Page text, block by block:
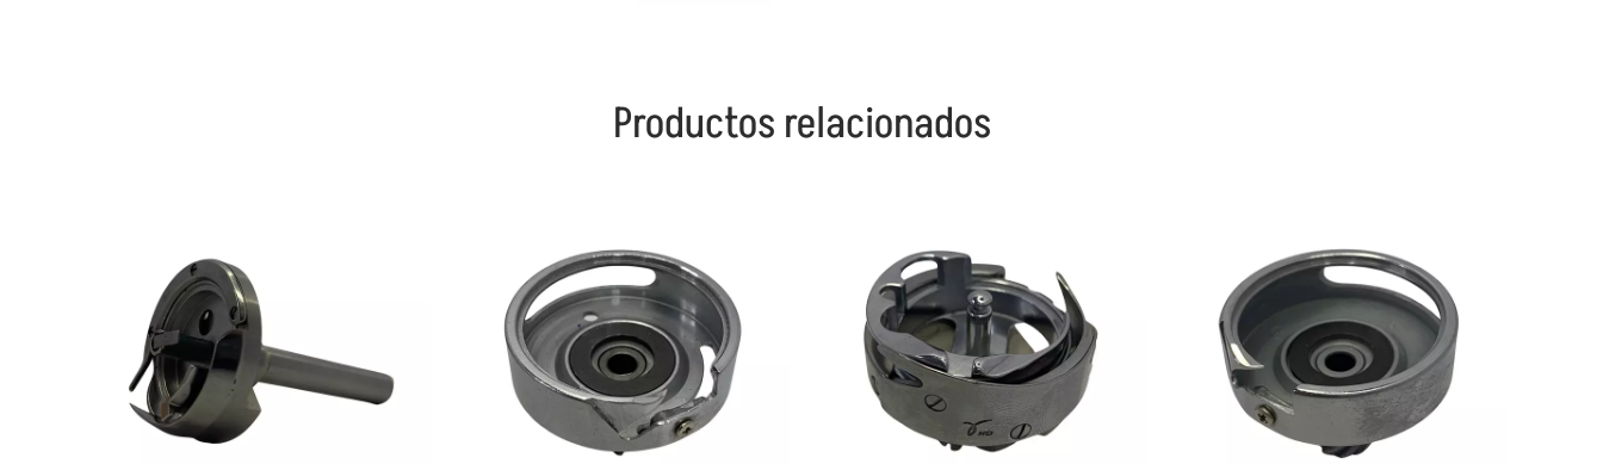
Productos relacionados